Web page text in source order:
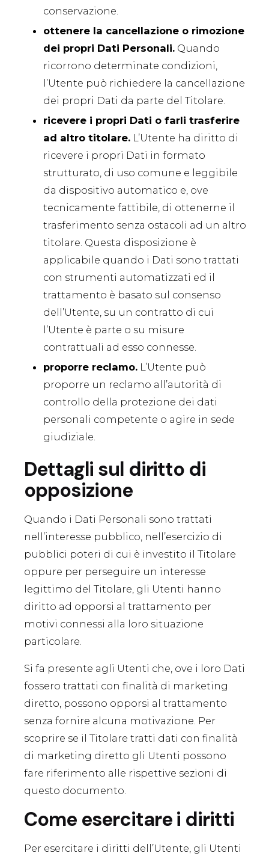
conservazione.
ottenere la cancellazione o rimozione
dei propri Dati Personali. Quando
ricorrono determinate condizioni,
l’Utente può richiedere la cancellazione
dei propri Dati da parte del Titolare.
ricevere i propri Dati o farli trasferire
ad altro titolare. L’Utente ha diritto di
ricevere i propri Dati in formato
strutturato, di uso comune e leggibile
da dispositivo automatico e, ove
tecnicamente fattibile, di ottenerne il
trasferimento senza ostacoli ad un altro
titolare. Questa disposizione è
applicabile quando i Dati sono trattati
con strumenti automatizzati ed il
trattamento è basato sul consenso
dell’Utente, su un contratto di cui
l’Utente è parte o su misure
contrattuali ad esso connesse.
proporre reclamo. L’Utente può
proporre un reclamo all’autorità di
controllo della protezione dei dati
personali competente o agire in sede
giudiziale.
Dettagli sul diritto di
opposizione
Quando i Dati Personali sono trattati
nell’interesse pubblico, nell’esercizio di
pubblici poteri di cui è investito il Titolare
oppure per perseguire un interesse
legittimo del Titolare, gli Utenti hanno
diritto ad opporsi al trattamento per
motivi connessi alla loro situazione
particolare.
Si fa presente agli Utenti che, ove i loro Dati
fossero trattati con finalità di marketing
diretto, possono opporsi al trattamento
senza fornire alcuna motivazione. Per
scoprire se il Titolare tratti dati con finalità
di marketing diretto gli Utenti possono
fare riferimento alle rispettive sezioni di
questo documento.
Come esercitare i diritti
Per esercitare i diritti dell’Utente, gli Utenti